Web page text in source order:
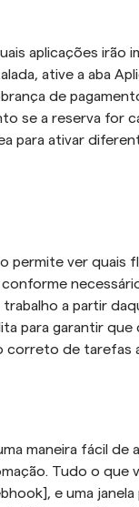
aplicações irão
ative a aba
de
se a reserva for
para ativar
permite ver
a partir
para garantir
de tarefas
maneira fácil
Tudo o
e uma